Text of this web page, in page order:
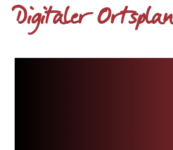
Digitaler Ortsplan